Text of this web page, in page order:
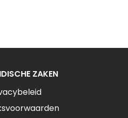
ZAKEN